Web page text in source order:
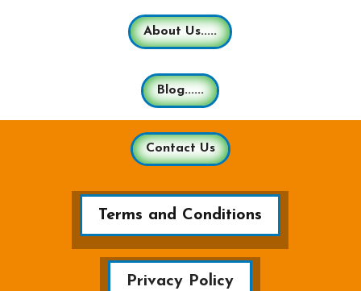
About Us.....
Blog......
Contact Us
Terms and Conditions
Privacy Policy